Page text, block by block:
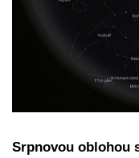
Srpnovou oblohou